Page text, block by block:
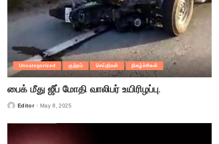
Uncategorized குற்றம் செய்திகள் நிகழ்ச்சிகள்
பைக் மீது ஜீப் மோதி வாலிபர் உயிரிழப்பு.
PostedEditor May 8, 2025